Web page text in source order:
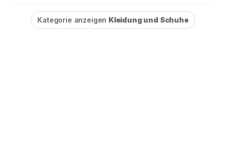
Kategorie anzeigen Kleidung und Schuhe